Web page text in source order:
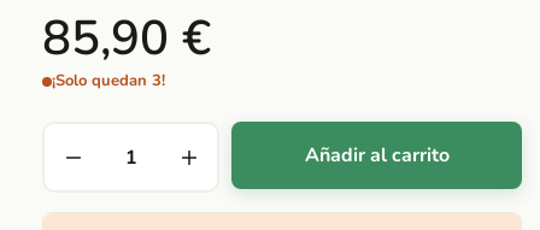
85,90 €
¡Solo quedan 3!
Añadir al carrito